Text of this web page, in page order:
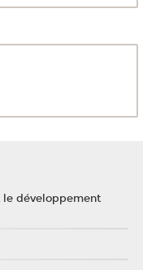
le développement